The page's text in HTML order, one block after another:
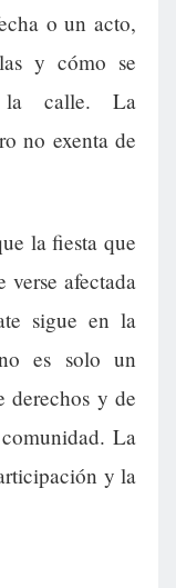
o un acto,
y cómo se
la calle. La
no exenta de
la fiesta que
verse afectada
sigue en la
es solo un
derechos y de
La
y la